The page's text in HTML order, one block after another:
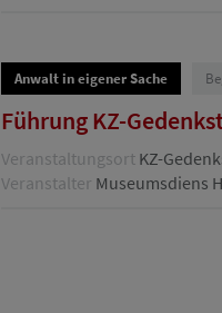
Anwalt in eigener Sache
Führung KZ-
Veranstaltungsort KZ-
Veranstalter Museumsdiens